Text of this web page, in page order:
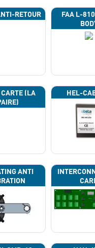
RETOUR
FAA L-
CARTE (LA
HEL-
ANTI